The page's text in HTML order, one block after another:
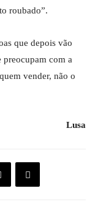
roubado”.
que depois vão
preocupam com a
vender, não o
Lusa